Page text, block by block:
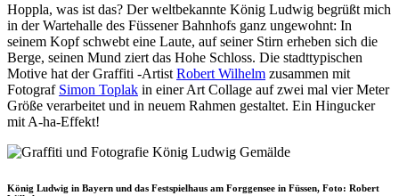
Hoppla, was ist das? Der weltbekannte König Ludwig begrüßt mich
in der Wartehalle des Füssener Bahnhofs ganz ungewohnt: In
seinem Kopf schwebt eine Laute, auf seiner Stirn erheben sich die
Berge, seinen Mund ziert das Hohe Schloss. Die stadttypischen
Motive hat der Graffiti -Artist Robert Wilhelm zusammen mit
Fotograf Simon Toplak in einer Art Collage auf zwei mal vier Meter
Größe verarbeitet und in neuem Rahmen gestaltet. Ein Hingucker
mit A-ha-Effekt!
König Ludwig in Bayern und das Festspielhaus am Forggensee in Füssen, Foto: Robert